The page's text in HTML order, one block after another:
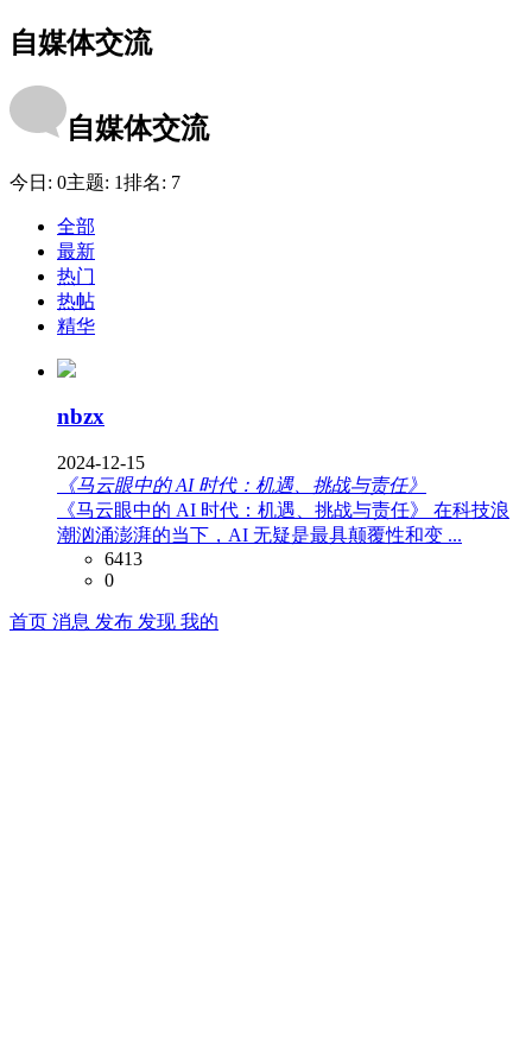
自媒体交流
自媒体交流
今日: 0主题: 1排名: 7
全部
最新
热门
热帖
精华
nbzx
2024-12-15
《马云眼中的 AI 时代：机遇、挑战与责任》
《马云眼中的 AI 时代：机遇、挑战与责任》 在科技浪
潮汹涌澎湃的当下，AI 无疑是最具颠覆性和变 ...
6413
0
首页 消息 发布 发现 我的